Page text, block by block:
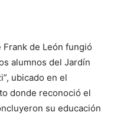
Frank de León fungió
alumnos del Jardín
ubicado en el
donde reconoció el
su educación